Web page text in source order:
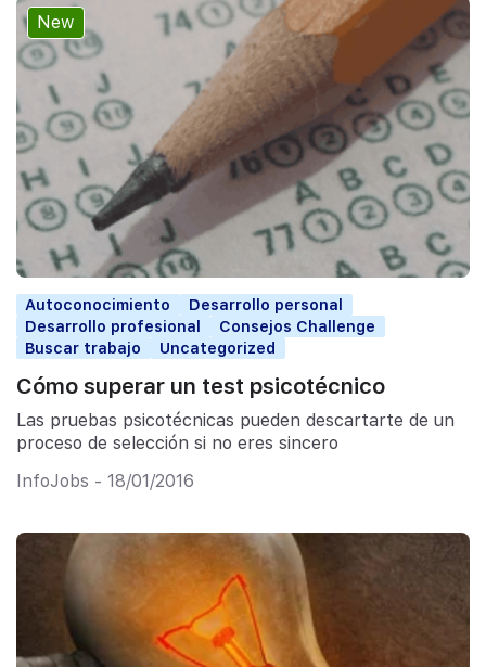
New
Autoconocimiento
Desarrollo personal
Desarrollo profesional
Consejos Challenge
Buscar trabajo
Uncategorized
Cómo superar un test psicotécnico
Las pruebas psicotécnicas pueden descartarte de un
proceso de selección si no eres sincero
InfoJobs - 18/01/2016